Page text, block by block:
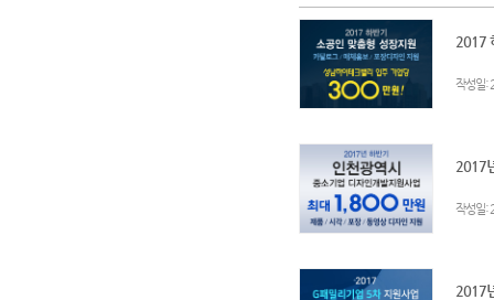
2017
작성일
2017
작성일
2017